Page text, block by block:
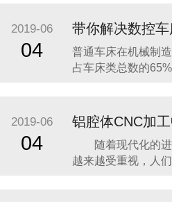
2019-06
04
普通车床在机械制
占车床类总数的
但是平时使用仍旧
声故障和发热故障
仅影响普
2019-06
04
铝腔体CNC加
随着现代化的进
越来越受重视，人